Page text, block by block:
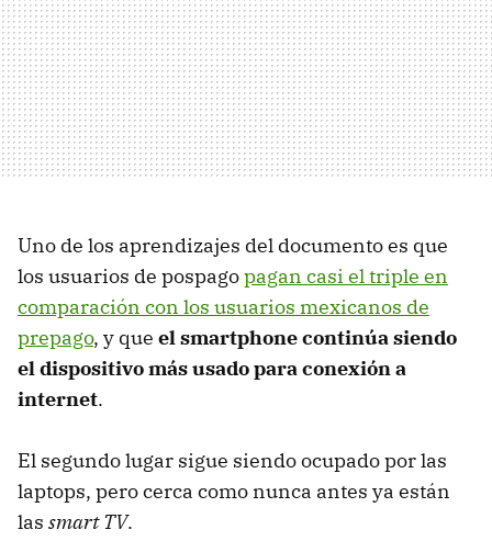
Uno de los aprendizajes del documento es que
los usuarios de pospagopagan casi el triple en
comparación con los usuarios mexicanos de
prepago, y que el smartphone continúa siendo
el dispositivo más usado para conexión a
internet.
El segundo lugar sigue siendo ocupado por las
laptops, pero cerca como nunca antes ya están
las smart TV.